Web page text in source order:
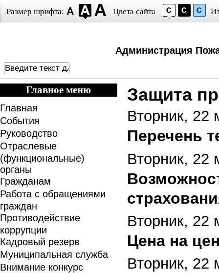
Размер шрифта: Цвета сайта
Администрация
Главное меню
Главная
События
Руководство
Отраслевые
(функциональные)
органы
Гражданам
Работа с обращениями
граждан
Противодействие
коррупции
Кадровый резерв
Муниципальная служба
Внимание конкурс
Защита
Вторник, 22
Перечень
Вторник, 22
Вторник, 22
Цена на
Вторник, 22